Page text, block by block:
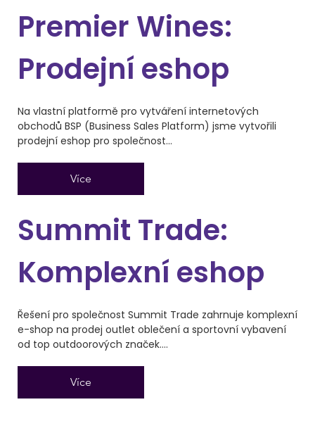
Na vlastní platformě pro vytváření internetových
obchodů BSP (Business Sales Platform) jsme vytvořili
prodejní eshop pro společnost...
Více
Premier Wines:
Prodejní eshop
Řešení pro společnost Summit Trade zahrnuje komplexní
e-shop na prodej outlet oblečení a sportovní vybavení
od top outdoorových značek....
Více
Summit Trade:
Komplexní eshop